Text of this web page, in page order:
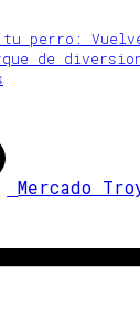
perro:
de
Mercado